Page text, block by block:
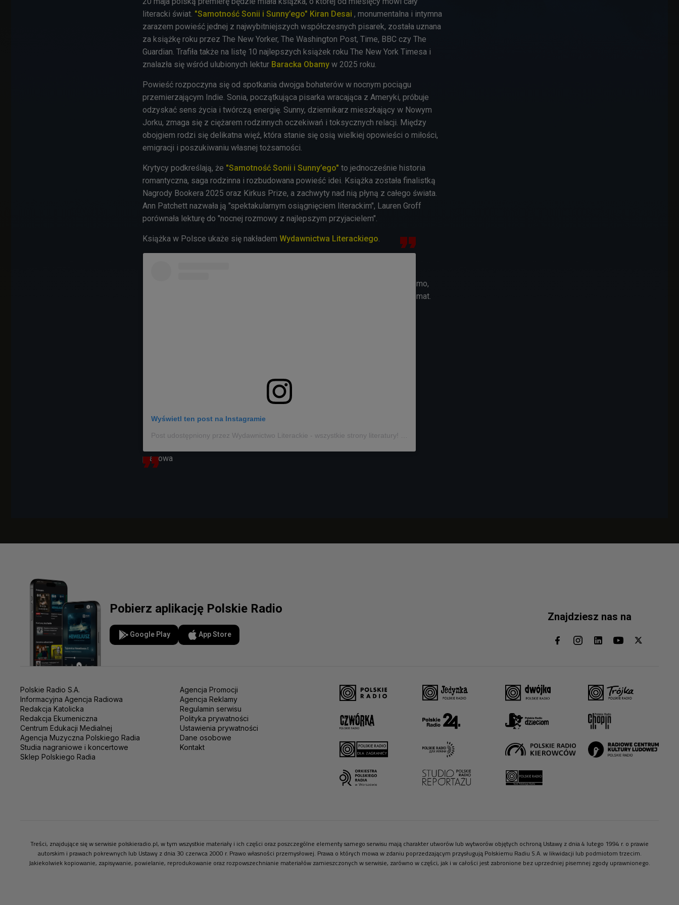
literacki świat. "Samotność Sonii i Sunny’ego" Kiran Desai , monumentalna i intymna
zarazem powieść jednej z najwybitniejszych współczesnych pisarek, została uznana
za książkę roku przez The New Yorker, The Washington Post, Time, BBC czy The
Guardian. Trafiła także na listę 10 najlepszych książek roku The New York Timesa i
znalazła się wśród ulubionych lektur Baracka Obamy w 2025 roku.
Powieść rozpoczyna się od spotkania dwojga bohaterów w nocnym pociągu
przemierzającym Indie. Sonia, początkująca pisarka wracająca z Ameryki, próbuje
odzyskać sens życia i twórczą energię. Sunny, dziennikarz mieszkający w Nowym
Jorku, zmaga się z ciężarem rodzinnych oczekiwań i toksycznych relacji. Między
obojgiem rodzi się delikatna więź, która stanie się osią wielkiej opowieści o miłości,
emigracji i poszukiwaniu własnej tożsamości.
Krytycy podkreślają, że "Samotność Sonii i Sunny’ego" to jednocześnie historia
romantyczna, saga rodzinna i rozbudowana powieść idei. Książka została finalistką
Nagrody Bookera 2025 oraz Kirkus Prize, a zachwyty nad nią płyną z całego świata.
Ann Patchett nazwała ją "spektakularnym osiągnięciem literackim", Lauren Groff
porównała lekturę do "nocnej rozmowy z najlepszym przyjacielem".
Książka w Polsce ukaże się nakładem Wydawnictwa Literackiego.
Wyświetl ten post na Instagramie
mo,
mat.
prasowa
Pobierz aplikację Polskie Radio
Google Play App Store
Znajdziesz nas na
Polskie Radio S.A.
Informacyjna Agencja Radiowa
Redakcja Katolicka
Redakcja Ekumeniczna
Centrum Edukacji Medialnej
Agencja Muzyczna Polskiego Radia
Studia nagraniowe i koncertowe
Sklep Polskiego Radia
Agencja Promocji
Agencja Reklamy
Regulamin serwisu
Polityka prywatności
Ustawienia prywatności
Dane osobowe
Kontakt
Treści, znajdujące się w serwisie polskieradio.pl, w tym wszystkie materiały i ich części oraz poszczególne elementy samego serwisu mają charakter utworów lub wytworów objętych ochroną Ustawy z dnia 4 lutego 1994 r. o prawie
autorskim i prawach pokrewnych lub Ustawy z dnia 30 czerwca 2000 r. Prawo własności przemysłowej. Prawa o których mowa w zdaniu poprzedzającym przysługują Polskiemu Radiu S.A. w likwidacji lub podmiotom trzecim.
Jakiekolwiek kopiowanie, zapisywanie, powielanie, reprodukowanie oraz rozpowszechnianie materiałów zamieszczonych w serwisie, zarówno w części, jak i w całości jest zabronione bez uprzedniej pisemnej zgody uprawnionego.